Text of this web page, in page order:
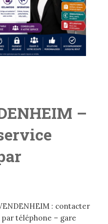
–
: contacter
téléphone – gare